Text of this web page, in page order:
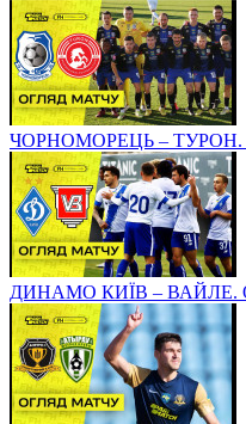
ЧОРНОМОРЕЦЬ – ТУРОН.
ДИНАМО КИЇВ – ВАЙЛЕ.